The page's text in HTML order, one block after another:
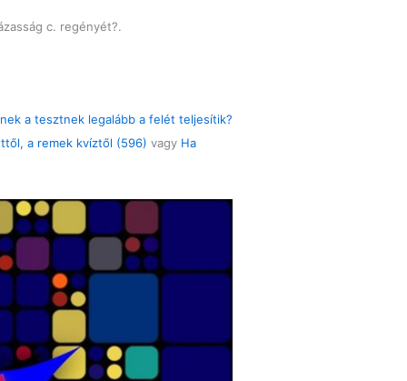
c. regényét?.
a tesztnek legalább a felét teljesítik?
a remek kvíztől (596) vagy Ha